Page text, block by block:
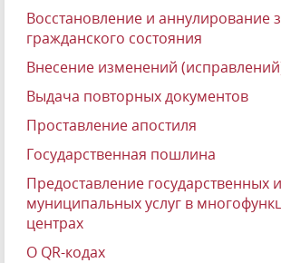
Восстановление и аннулирование
гражданского состояния
Внесение изменений
Выдача повторных документов
Проставление апостиля
Государственная пошлина
Предоставление государственных и
муниципальных услуг в
центрах
О QR-кодах